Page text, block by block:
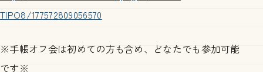
TIPO8/177572809056570
※手帳オフ会は初めての方も含め、どなたでも参加可能
です※